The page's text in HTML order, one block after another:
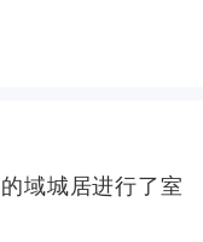
域城居进行了室